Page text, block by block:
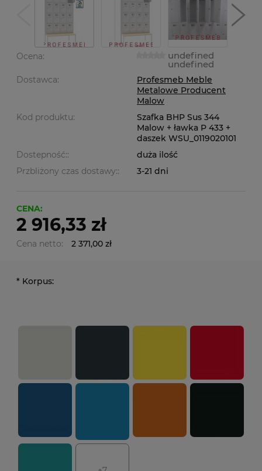
Ocena: undefined
undefined
Dostawca:
Profesmeb Meble
Metalowe Producent
Malow
Kod produktu:
Szafka BHP Sus 344
Malow + ławka P 433 +
daszek WSU_0119020101
Dostepność::
duża ilość
Przbliżony czas dostawy::
3-21 dni
CENA:
2 916,33 zł
Cena netto: 2 371,00 zł
* Korpus: